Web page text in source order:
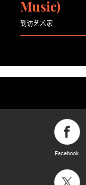
Music)
到访艺术家
Facebook